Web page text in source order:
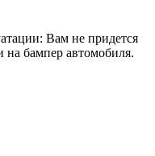
Вам не придется
на бампер автомобиля.